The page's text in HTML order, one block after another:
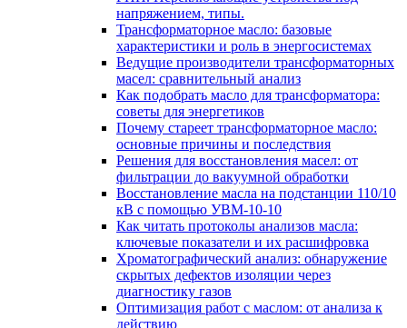
напряжением, типы.
Трансформаторное масло: базовые
характеристики и роль в энергосистемах
Ведущие производители трансформаторных
масел: сравнительный анализ
Как подобрать масло для трансформатора:
советы для энергетиков
Почему стареет трансформаторное масло:
основные причины и последствия
Решения для восстановления масел: от
фильтрации до вакуумной обработки
Восстановление масла на подстанции 110/10
кВ с помощью УВМ-10-10
Как читать протоколы анализов масла:
ключевые показатели и их расшифровка
Хроматографический анализ: обнаружение
скрытых дефектов изоляции через
диагностику газов
Оптимизация работ с маслом: от анализа к
действию